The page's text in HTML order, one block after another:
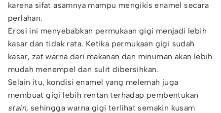
karena sifat asamnya mampu mengikis enamel secara
perlahan.
Erosi ini menyebabkan permukaan gigi menjadi lebih
kasar dan tidak rata. Ketika permukaan gigi sudah
kasar, zat warna dari makanan dan minuman akan lebih
mudah menempel dan sulit dibersihkan.
Selain itu, kondisi enamel yang melemah juga
membuat gigi lebih rentan terhadap pembentukan
stain, sehingga warna gigi terlihat semakin kusam